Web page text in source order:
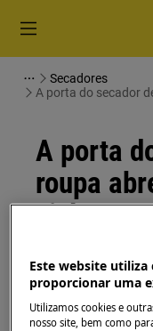
Secadores
A porta do secador
A porta
roupa
ciclo
Solução
Se a porta do
um ciclo, é
Este website utiliza
proporcionar uma
Utilizamos cookies e
nosso site, bem como